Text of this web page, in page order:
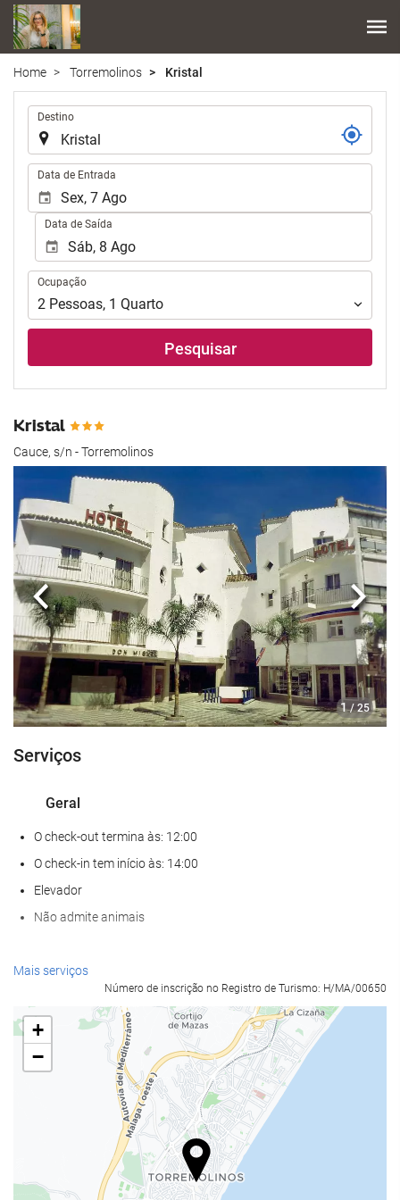
Home Torremolinos Kristal
Destino
Data de Entrada
Data de Saída
Ocupação
Ocupação
2 Pessoas, 1 Quarto
Pesquisar
Kristal
Cauce, s/n - Torremolinos
1 / 25
Anterior
Serviços
Geral
O check-out termina às: 12:00
O check-in tem início às: 14:00
Elevador
Não admite animais
Serviços de receção
Depósito de bagagens
Alimentação e bebidas
Restaurante à la carte
Mais serviços
Número de inscrição no Registro de Turismo: H/MA/00650
+
−